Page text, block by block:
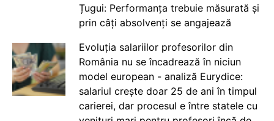
Țugui: Performanța trebuie măsurată și
prin câți absolvenți se angajează
Evoluția salariilor profesorilor din
România nu se încadrează în niciun
model european - analiză Eurydice:
salariul crește doar 25 de ani în timpul
carierei, dar procesul e între statele cu